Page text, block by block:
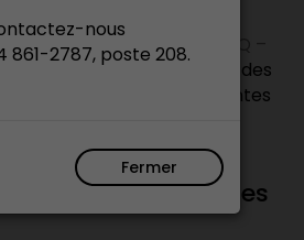
nous
861-2787, poste 208.
Fermer
sur votre statut
droits d’auteur? Notre
et droit d’auteur
apporte des
questions les plus fréquentes
des artistes